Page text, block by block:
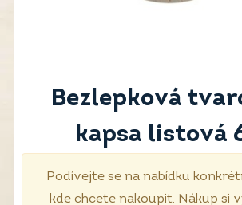
Bezlepková
kapsa listová
Podívejte se na nabídku
kde chcete nakoupit. Nákup si